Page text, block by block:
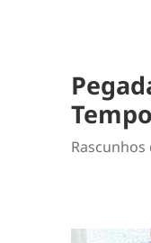
Tempo
Rascunhos